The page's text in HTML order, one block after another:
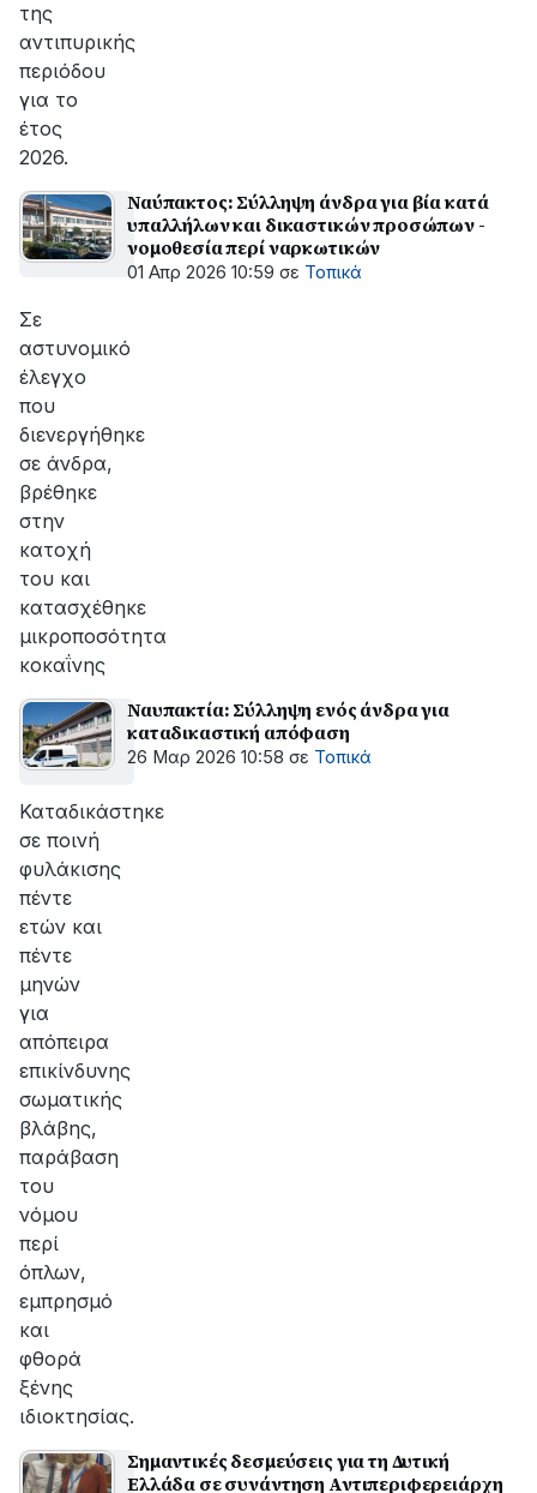
της
αντιπυρικής
περιόδου
για το
έτος
2026.
Ναύπακτος: Σύλληψη άνδρα για βία κατά
υπαλλήλων και δικαστικών προσώπων -
νομοθεσία περί ναρκωτικών
01 Απρ 2026 10:59 σε Τοπικά
Σε
αστυνομικό
έλεγχο
που
διενεργήθηκε
σε άνδρα,
βρέθηκε
στην
κατοχή
του και
κατασχέθηκε
μικροποσότητα
κοκαΐνης
Ναυπακτία: Σύλληψη ενός άνδρα για
καταδικαστική απόφαση
26 Μαρ 2026 10:58 σε Τοπικά
Καταδικάστηκε
σε ποινή
φυλάκισης
πέντε
ετών και
πέντε
μηνών
για
απόπειρα
επικίνδυνης
σωματικής
βλάβης,
παράβαση
του
νόμου
περί
όπλων,
εμπρησμό
και
φθορά
ξένης
ιδιοκτησίας.
Σημαντικές δεσμεύσεις για τη Δυτική
Ελλάδα σε συνάντηση Αντιπεριφερειάρχη